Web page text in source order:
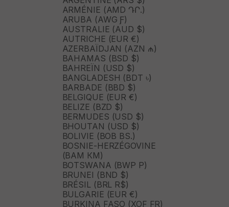
ARMÉNIE (AMD ԴՐ.)
ARUBA (AWG Ƒ)
AUSTRALIE (AUD $)
AUTRICHE (EUR €)
AZERBAÏDJAN (AZN ₼)
BAHAMAS (BSD $)
BAHREÏN (USD $)
BANGLADESH (BDT ৳)
BARBADE (BBD $)
BELGIQUE (EUR €)
BELIZE (BZD $)
BERMUDES (USD $)
BHOUTAN (USD $)
BOLIVIE (BOB BS.)
BOSNIE-HERZÉGOVINE
(BAM КМ)
BOTSWANA (BWP P)
BRUNEI (BND $)
BRÉSIL (BRL R$)
BULGARIE (EUR €)
BURKINA FASO (XOF FR)